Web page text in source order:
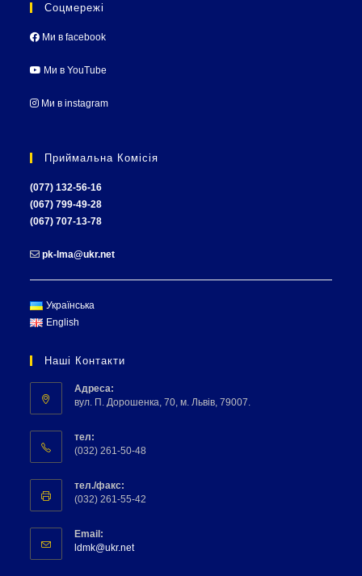
Соцмережі
Ми в facebook
Ми в YouTube
Ми в instagram
Приймальна Комісія
(077) 132-56-16
(067) 799-49-28
(067) 707-13-78
pk-lma@ukr.net
Українська
English
Наші Контакти
Адреса:
вул. П. Дорошенка, 70, м. Львів, 79007.
тел:
(032) 261-50-48
тел./факс:
(032) 261-55-42
Email:
ldmk@ukr.net